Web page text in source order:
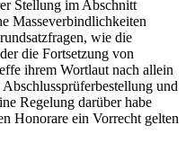
Stellung im Abschnitt
Masseverbindlichkeiten
wie die
die Fortsetzung von
ihrem Wortlaut nach allein
und
Regelung darüber habe
Honorare ein Vorrecht gelten